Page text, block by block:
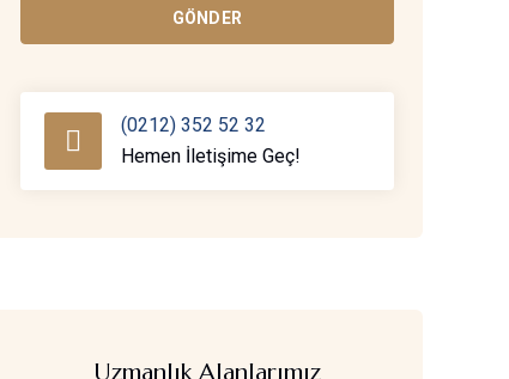
GÖNDER
(0212) 352 52 32
Hemen İletişime Geç!
Uzmanlık Alanlarımız